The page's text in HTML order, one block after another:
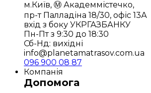
м.Київ, Ⓜ️ Академмістечко,
пр-т Палладіна 18/30, офіс 13А
вхід з боку УКРГАЗБАНКУ
Пн-Пт з 9:30 до 18:30
Сб-Нд: вихідні
info@planetamatrasov.com.ua
096 900 08 87
Компанія
Допомога